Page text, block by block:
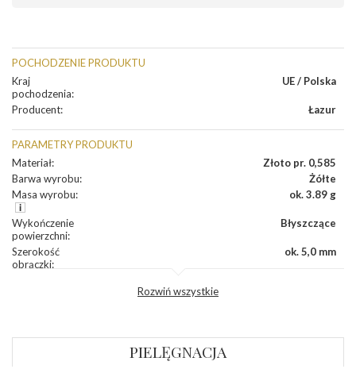
POCHODZENIE PRODUKTU
Kraj
pochodzenia:
UE / Polska
Producent: Łazur
PARAMETRY PRODUKTU
Materiał:
Złoto pr. 0,585
Barwa wyrobu:
Żółte
Masa wyrobu: ok. 3.89 g
Wykończenie
powierzchni:
Błyszczące
Szerokość
obrączki:
ok. 5,0 mm
Rozwiń wszystkie
PIELĘGNACJA